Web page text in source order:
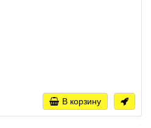
В корзину